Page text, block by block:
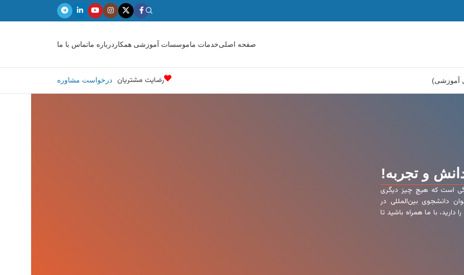
صفحه اصلیخدمات ماموسسات آموزشی همکار درباره ماتماس با ما
آموزشی) رضایت مشتریان درخواست مشاوره
و تجربه!
است که هیچ چیز دیگری
دانشجوی بین‌المللی در
با ما همراه باشید تا